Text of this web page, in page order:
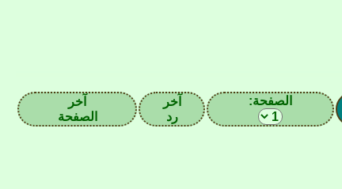
الصفحة:
آخر
رد
آخر
الصفحة